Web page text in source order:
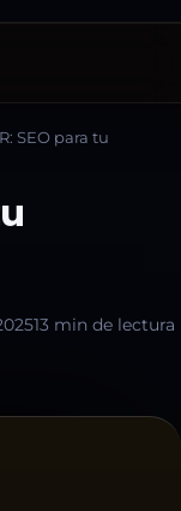
SEO para tu
13 min de lectura